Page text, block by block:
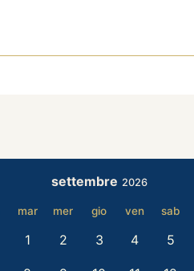
settembre 2026
mar mer gio ven sab
1 2 3 4 5